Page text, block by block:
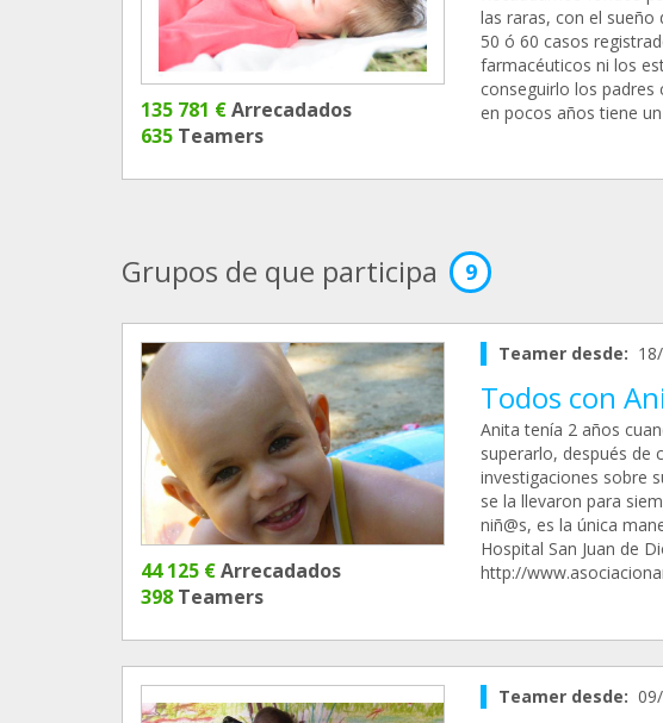
135 781 €Arrecadados
635 Teamers
las raras, con el
50 ó 60 casos
farmacéuticos ni los
conseguirlo los padres
en pocos años tiene
Grupos de que participa 9
44 125 €Arrecadados
398 Teamers
Teamer desde:
Todos con
Anita tenía 2 años
superarlo, después de
investigaciones sobre
se la llevaron para
niñ@s, es la única
Hospital San Juan de
http://
Teamer desde: